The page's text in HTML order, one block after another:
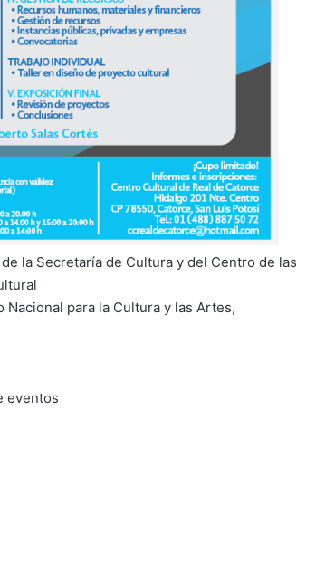
la Secretaría de Cultura y del Centro de las
para la Cultura y las Artes,
eventos